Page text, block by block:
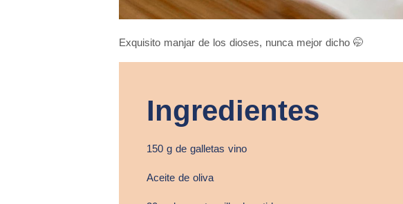
Exquisito manjar de los dioses, nunca mejor dicho 🤭
Ingredientes
150 g de galletas vino
Aceite de oliva